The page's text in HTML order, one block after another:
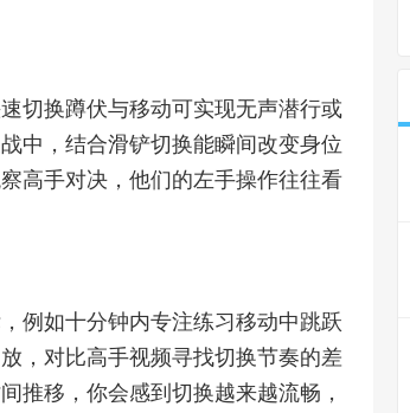
切换蹲伏与移动可实现无声潜行或
中，结合滑铲切换能瞬间改变身位
高手对决，他们的左手操作往往看
例如十分钟内专注练习移动中跳跃
，对比高手视频寻找切换节奏的差
推移，你会感到切换越来越流畅，